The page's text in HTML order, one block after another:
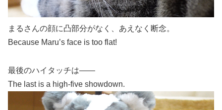
まるさんの顔に凸部分がなく、あえなく断念。
Because Maru’s face is too flat!
最後のハイタッチは――
The last is a high-five showdown.